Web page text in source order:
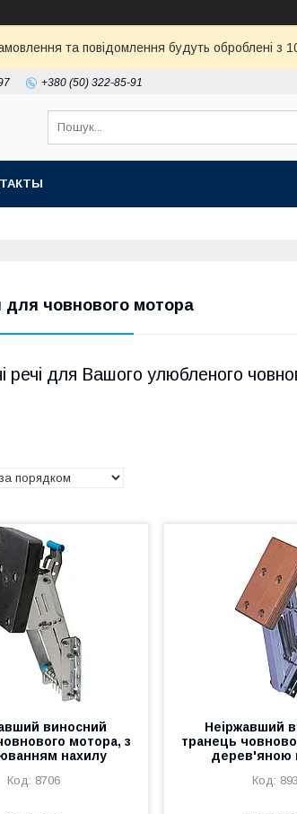
та повідомлення будуть оброблені з
+380 (50) 322-85-91
для човнового мотора
речі для Вашого улюбленого
виносний
мотора, з
нахилу
8706
Неіржавший
транець
дерев'яною